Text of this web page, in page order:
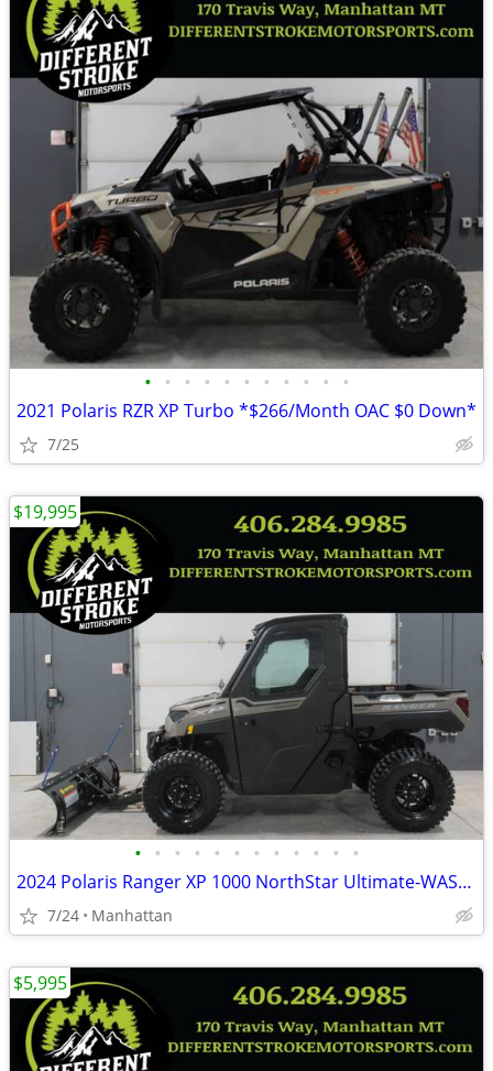
• • • • • • • • • • •
2021 Polaris RZR XP Turbo *$266/Month OAC $0 Down*
7/25
• • • • • • • • • • • •
2024 Polaris Ranger XP 1000 NorthStar Ultimate-WAS-$23,995 -$4,000 OFF
7/24 Manhattan
$19,995
$5,995